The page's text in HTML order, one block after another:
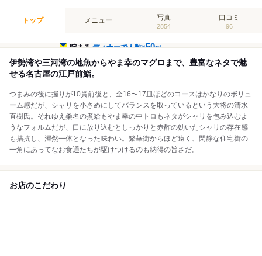
トップ メニュー 写真
2854
口コミ
96
貯まるディナーで人数×50pt
伊勢湾や三河湾の地魚からやま幸のマグロまで、豊富なネタで魅
せる名古屋の江戸前鮨。
つまみの後に握りが10貫前後と、全16〜17皿ほどのコースはかなりのボリュ
ーム感だが、シャリを小さめにしてバランスを取っているという大将の清水
直樹氏。それゆえ桑名の煮蛤もやま幸の中トロもネタがシャリを包み込むよ
うなフォルムだが、口に放り込むとしっかりと赤酢の効いたシャリの存在感
も拮抗し、渾然一体となった味わい。繁華街からほど遠く、閑静な住宅街の
一角にあってなお食通たちが駆けつけるのも納得の旨さだ。
お店のこだわり